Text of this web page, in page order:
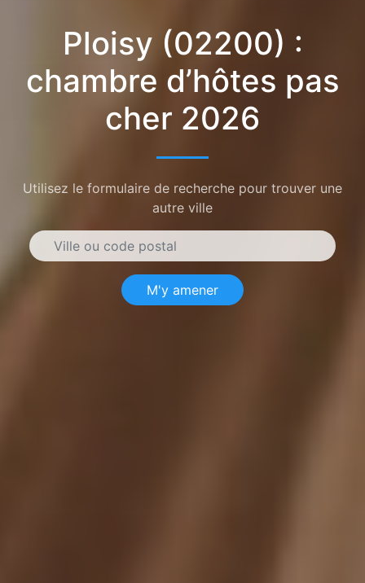
Ploisy (02200) :
chambre d’hôtes pas
cher 2026
Utilisez le formulaire de recherche pour trouver une
autre ville
M'y amener